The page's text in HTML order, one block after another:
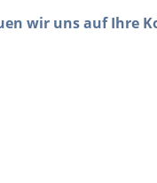
wir uns auf Ihre